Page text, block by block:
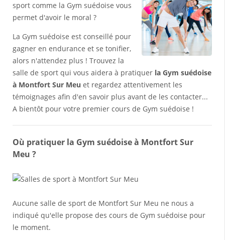
sport comme la Gym suédoise vous
permet d'avoir le moral ?
La Gym suédoise est conseillé pour
gagner en endurance et se tonifier,
alors n'attendez plus ! Trouvez la
salle de sport qui vous aidera à pratiquer la Gym suédoise
à Montfort Sur Meu et regardez attentivement les
témoignages afin d'en savoir plus avant de les contacter...
A bientôt pour votre premier cours de Gym suédoise !
Où pratiquer la Gym suédoise à Montfort Sur
Meu ?
Aucune salle de sport de Montfort Sur Meu ne nous a
indiqué qu'elle propose des cours de Gym suédoise pour
le moment.